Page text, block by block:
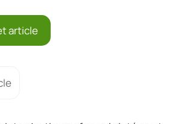
article